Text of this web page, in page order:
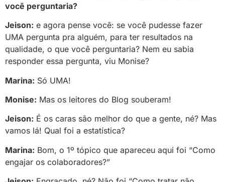
você perguntaria?
Jeison: e agora pense você: se você pudesse fazer
UMA pergunta pra alguém, para ter resultados na
qualidade, o que você perguntaria? Nem eu sabia
responder essa pergunta, viu Monise?
Marina: Só UMA!
Monise: Mas os leitores do Blog souberam!
Jeison: É os caras são melhor do que a gente, né? Mas
vamos lá! Qual foi a estatística?
Marina: Bom, o 1º tópico que apareceu aqui foi “Como
engajar os colaboradores?”